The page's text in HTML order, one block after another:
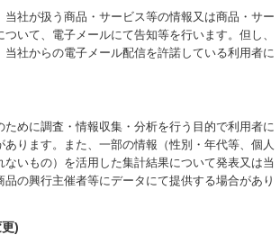
当社が扱う商品・サービス等の情報又は商品・サー
いて、電子メールにて告知等を行います。但し、
当社からの電子メール配信を許諾している利用者に
ために調査・情報収集・分析を行う目的で利用者に
あります。また、一部の情報（性別・年代等、個人
いもの）を活用した集計結果について発表又は当
の興行主催者等にデータにて提供する場合があり
)